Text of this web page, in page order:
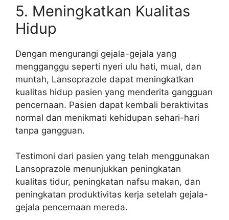
5. Meningkatkan Kualitas
Hidup
Dengan mengurangi gejala-gejala yang
mengganggu seperti nyeri ulu hati, mual, dan
muntah, Lansoprazole dapat meningkatkan
kualitas hidup pasien yang menderita gangguan
pencernaan. Pasien dapat kembali beraktivitas
normal dan menikmati kehidupan sehari-hari
tanpa gangguan.
Testimoni dari pasien yang telah menggunakan
Lansoprazole menunjukkan peningkatan
kualitas tidur, peningkatan nafsu makan, dan
peningkatan produktivitas kerja setelah gejala-
gejala pencernaan mereda.